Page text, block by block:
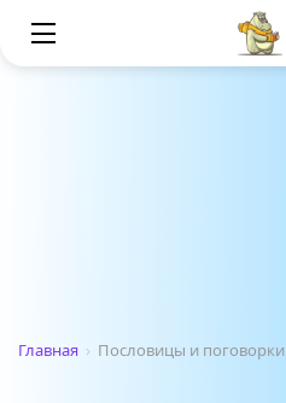
Главная › Пословицы и поговорки